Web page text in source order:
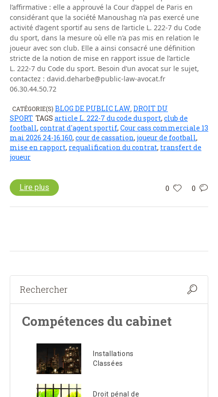
l’affirmative : elle a approuvé la Cour d’appel de Paris en
considérant que la société Manoushag n’a pas exercé une
activité d’agent sportif au sens de l’article L. 222-7 du Code
du sport, dans la mesure où elle n’a pas mis en relation le
joueur avec son club. Elle a ainsi consacré une définition
stricte de la notion de mise en rapport issue de l’article
L. 222-7 du Code du sport. Besoin d’un avocat sur le sujet,
contactez : david.deharbe@public-law-avocat.fr
06.30.44.50.72
CATÉGORIE(S) BLOG DE PUBLIC LAW DROIT DU
SPORT TAGS article L. 222-7 du code du sport, club de
football, contrat d'agent sportif, Cour cass commerciale 13
mai 2026 24-16.160, cour de cassation, joueur de football,
mise en rapport, requalification du contrat, transfert de
joueur
0 0
Lire plus
Compétences du cabinet
Installations
Classées
Droit pénal de